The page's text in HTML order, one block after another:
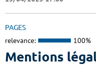
PAGES
relevance: 100%
Mentions